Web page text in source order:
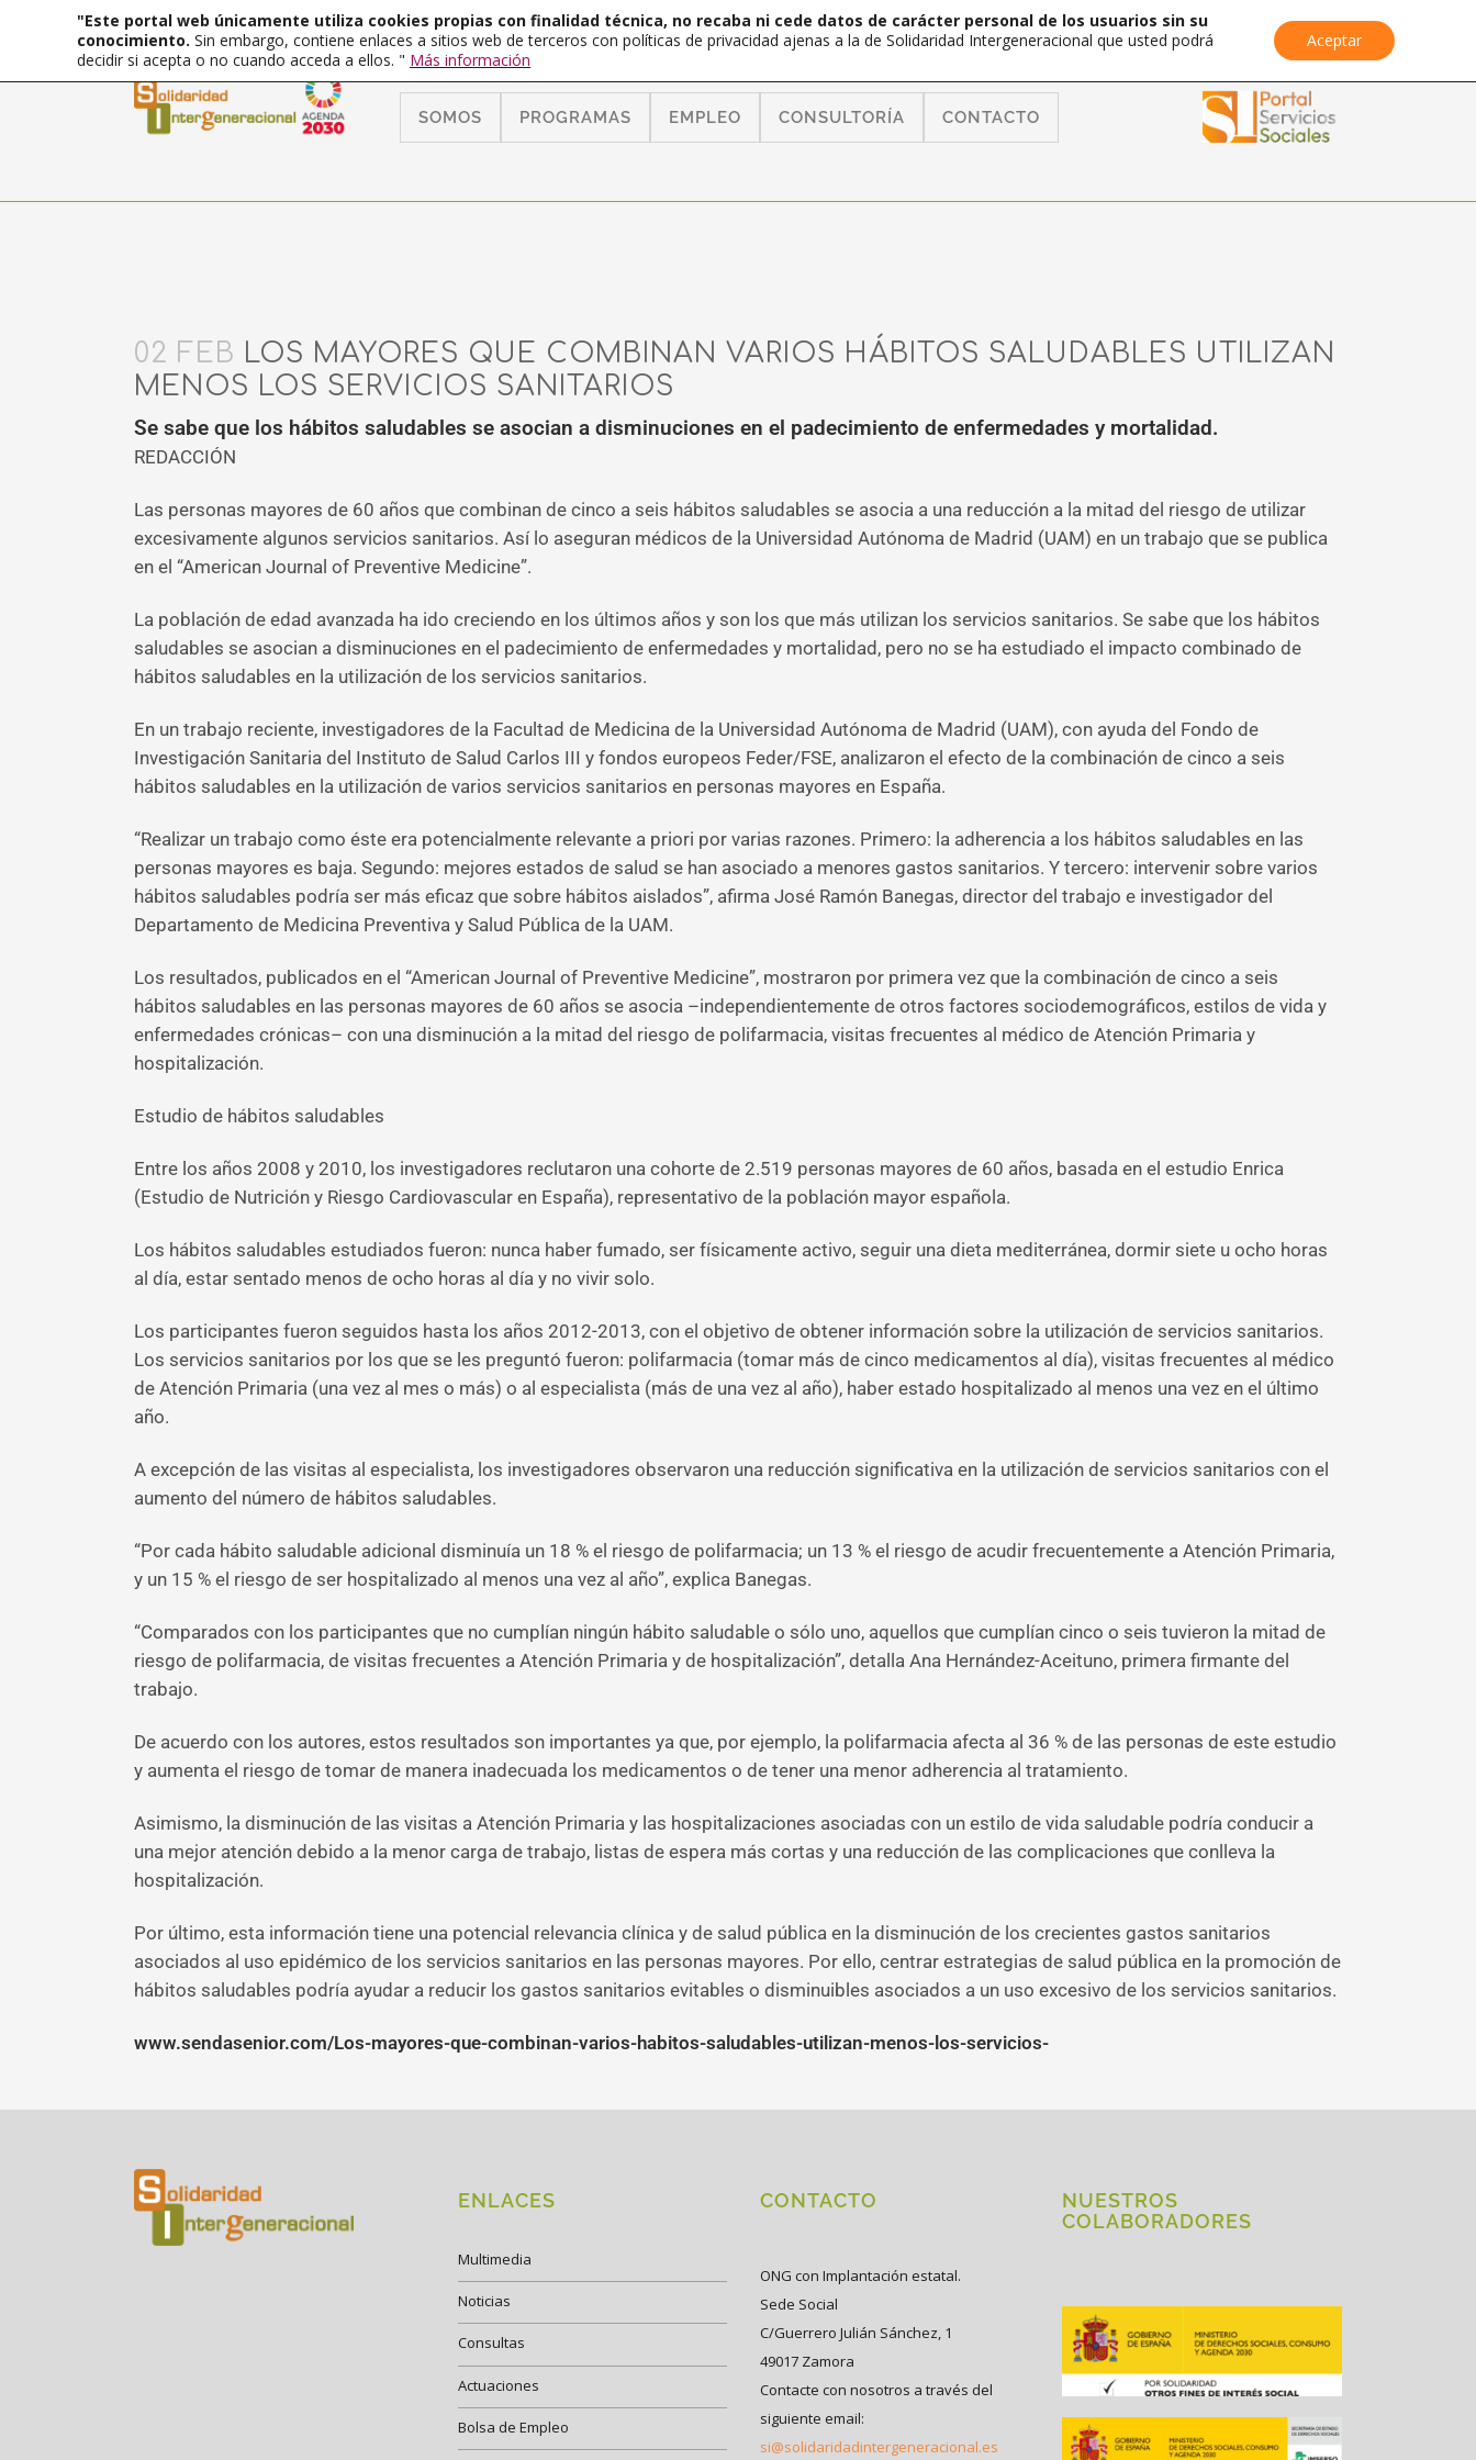
SOMOS PROGRAMAS EMPLEO CONSULTORÍA CONTACTO
02 FEB LOS MAYORES QUE COMBINAN VARIOS HÁBITOS SALUDABLES UTILIZAN
MENOS LOS SERVICIOS SANITARIOS
Se sabe que los hábitos saludables se asocian a disminuciones en el padecimiento de enfermedades y mortalidad.
REDACCIÓN
Las personas mayores de 60 años que combinan de cinco a seis hábitos saludables se asocia a una reducción a la mitad del riesgo de utilizar
excesivamente algunos servicios sanitarios. Así lo aseguran médicos de la Universidad Autónoma de Madrid (UAM) en un trabajo que se publica
en el “American Journal of Preventive Medicine”.
La población de edad avanzada ha ido creciendo en los últimos años y son los que más utilizan los servicios sanitarios. Se sabe que los hábitos
saludables se asocian a disminuciones en el padecimiento de enfermedades y mortalidad, pero no se ha estudiado el impacto combinado de
hábitos saludables en la utilización de los servicios sanitarios.
En un trabajo reciente, investigadores de la Facultad de Medicina de la Universidad Autónoma de Madrid (UAM), con ayuda del Fondo de
Investigación Sanitaria del Instituto de Salud Carlos III y fondos europeos Feder/FSE, analizaron el efecto de la combinación de cinco a seis
hábitos saludables en la utilización de varios servicios sanitarios en personas mayores en España.
“Realizar un trabajo como éste era potencialmente relevante a priori por varias razones. Primero: la adherencia a los hábitos saludables en las
personas mayores es baja. Segundo: mejores estados de salud se han asociado a menores gastos sanitarios. Y tercero: intervenir sobre varios
hábitos saludables podría ser más eficaz que sobre hábitos aislados”, afirma José Ramón Banegas, director del trabajo e investigador del
Departamento de Medicina Preventiva y Salud Pública de la UAM.
Los resultados, publicados en el “American Journal of Preventive Medicine”, mostraron por primera vez que la combinación de cinco a seis
hábitos saludables en las personas mayores de 60 años se asocia –independientemente de otros factores sociodemográficos, estilos de vida y
enfermedades crónicas– con una disminución a la mitad del riesgo de polifarmacia, visitas frecuentes al médico de Atención Primaria y
hospitalización.
Estudio de hábitos saludables
Entre los años 2008 y 2010, los investigadores reclutaron una cohorte de 2.519 personas mayores de 60 años, basada en el estudio Enrica
(Estudio de Nutrición y Riesgo Cardiovascular en España), representativo de la población mayor española.
Los hábitos saludables estudiados fueron: nunca haber fumado, ser físicamente activo, seguir una dieta mediterránea, dormir siete u ocho horas
al día, estar sentado menos de ocho horas al día y no vivir solo.
Los participantes fueron seguidos hasta los años 2012-2013, con el objetivo de obtener información sobre la utilización de servicios sanitarios.
Los servicios sanitarios por los que se les preguntó fueron: polifarmacia (tomar más de cinco medicamentos al día), visitas frecuentes al médico
de Atención Primaria (una vez al mes o más) o al especialista (más de una vez al año), haber estado hospitalizado al menos una vez en el último
año.
A excepción de las visitas al especialista, los investigadores observaron una reducción significativa en la utilización de servicios sanitarios con el
aumento del número de hábitos saludables.
“Por cada hábito saludable adicional disminuía un 18 % el riesgo de polifarmacia; un 13 % el riesgo de acudir frecuentemente a Atención Primaria,
y un 15 % el riesgo de ser hospitalizado al menos una vez al año”, explica Banegas.
“Comparados con los participantes que no cumplían ningún hábito saludable o sólo uno, aquellos que cumplían cinco o seis tuvieron la mitad de
riesgo de polifarmacia, de visitas frecuentes a Atención Primaria y de hospitalización”, detalla Ana Hernández-Aceituno, primera firmante del
trabajo.
De acuerdo con los autores, estos resultados son importantes ya que, por ejemplo, la polifarmacia afecta al 36 % de las personas de este estudio
y aumenta el riesgo de tomar de manera inadecuada los medicamentos o de tener una menor adherencia al tratamiento.
Asimismo, la disminución de las visitas a Atención Primaria y las hospitalizaciones asociadas con un estilo de vida saludable podría conducir a
una mejor atención debido a la menor carga de trabajo, listas de espera más cortas y una reducción de las complicaciones que conlleva la
hospitalización.
Por último, esta información tiene una potencial relevancia clínica y de salud pública en la disminución de los crecientes gastos sanitarios
asociados al uso epidémico de los servicios sanitarios en las personas mayores. Por ello, centrar estrategias de salud pública en la promoción de
hábitos saludables podría ayudar a reducir los gastos sanitarios evitables o disminuibles asociados a un uso excesivo de los servicios sanitarios.
www.sendasenior.com/Los-mayores-que-combinan-varios-habitos-saludables-utilizan-menos-los-servicios-
ENLACES
Multimedia
Noticias
Consultas
Actuaciones
Bolsa de Empleo
CONTACTO
ONG con Implantación estatal.
Sede Social
C/Guerrero Julián Sánchez, 1
49017 Zamora
Contacte con nosotros a través del
siguiente email:
si@solidaridadintergeneracional.es
NUESTROS
COLABORADORES
"Este portal web únicamente utiliza cookies propias con finalidad técnica, no recaba ni cede datos de carácter personal de los usuarios sin su
conocimiento. Sin embargo, contiene enlaces a sitios web de terceros con políticas de privacidad ajenas a la de Solidaridad Intergeneracional que usted podrá
decidir si acepta o no cuando acceda a ellos. " Más información
Aceptar